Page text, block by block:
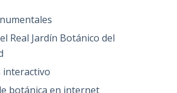
Real Jardín Botánico del
interactivo
botánica en internet